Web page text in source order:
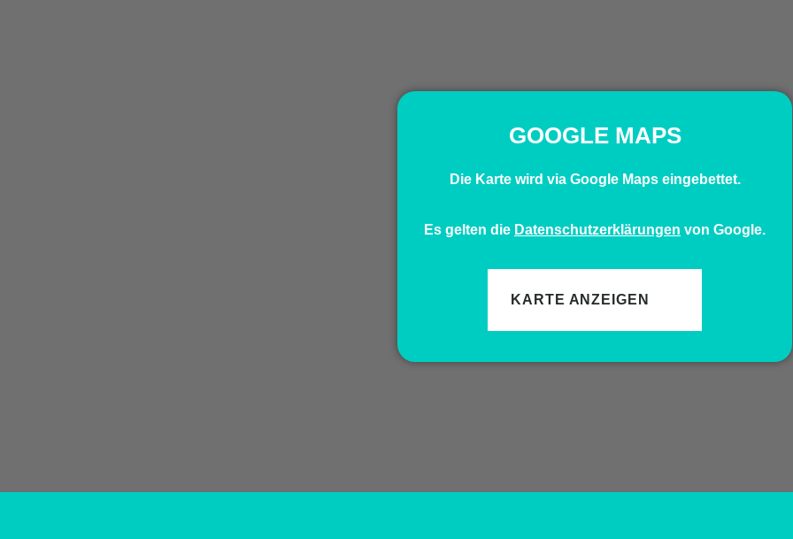
GOOGLE MAPS
Die Karte wird via Google Maps eingebettet.
Es gelten die Datenschutzerklärungen von Google.
KARTE ANZEIGEN